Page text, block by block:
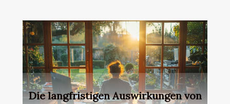
Die langfristigen Auswirkungen von